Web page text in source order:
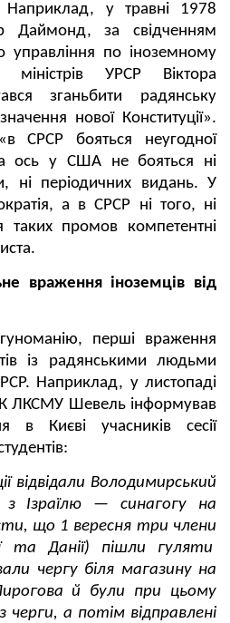
Наприклад, у травні 1978
Даймонд, за свідченням
управління по іноземному
УРСР Віктора
зганьбити радянську
нової Конституції».
СРСР бояться неугодної
ось у США не бояться ні
ні періодичних видань. У
а в СРСР ні того, ні
таких промов компетентні
враження іноземців від
перші враження
із радянськими людьми
Наприклад, у листопаді
ЛКСМУ Шевель інформував
в Києві учасників сесії
відвідали Володимирський
Ізраїлю — синагогу на
що 1 вересня три члени
та Данії) пішли гуляти
чергу біля магазину на
й були при цьому
черги, а потім відправлені